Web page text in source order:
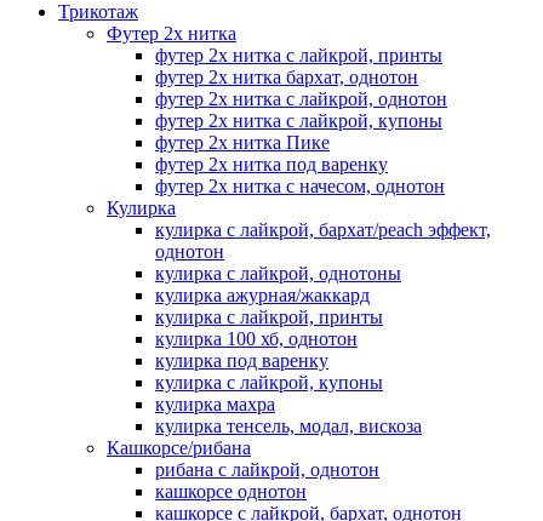
Трикотаж
Футер 2х нитка
футер 2х нитка с лайкрой, принты
футер 2х нитка бархат, однотон
футер 2х нитка с лайкрой, однотон
футер 2х нитка с лайкрой, купоны
футер 2х нитка Пике
футер 2х нитка под варенку
футер 2х нитка с начесом, однотон
Кулирка
кулирка с лайкрой, бархат/peach эффект,
однотон
кулирка с лайкрой, однотоны
кулирка ажурная/жаккард
кулирка с лайкрой, принты
кулирка 100 хб, однотон
кулирка под варенку
кулирка с лайкрой, купоны
кулирка махра
кулирка тенсель, модал, вискоза
Кашкорсе/рибана
рибана с лайкрой, однотон
кашкорсе однотон
кашкорсе с лайкрой, бархат, однотон